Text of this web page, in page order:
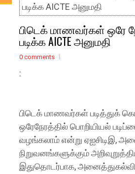
படிக்க AICTE அனுமதி
பிடெக் மாணவர்கள் ஒரே
படிக்க AICTE அனுமதி
0 comments
:
பிடெக் மாணவர்கள் படித்துக்
ஒரேநேரத்தில் பொறியியல்
வழங்கலாம் என்று ஏஐசிடிஇ,
நிறுவனங்களுக்கும்
இதுதொடர்பாக, அனைத்துகல்வி